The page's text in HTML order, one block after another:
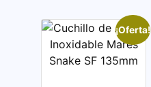
¡Oferta!